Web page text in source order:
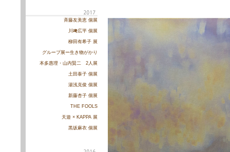
斉藤友美恵 個展
川﨑広平 個展
柳田有希子 展
グループ展ー生き物がかり
本多惠理・山内賢二 2人展
土田泰子 個展
湯浅克俊 個展
新藤杏子 個展
THE FOOLS
天遊 × KAPPA 展
黒坂麻衣 個展